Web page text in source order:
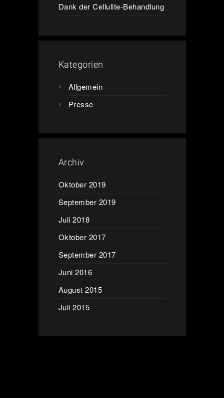
Dank der Cellulite-Behandlung
Kategorien
Allgemein
Presse
Archiv
Oktober 2019
September 2019
Juli 2018
Oktober 2017
September 2017
Juni 2016
August 2015
Juli 2015